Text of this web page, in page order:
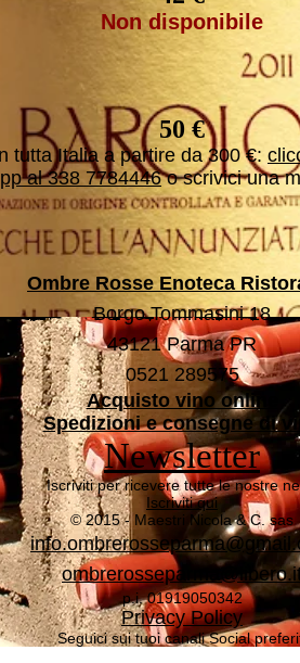
Non disponibile
50 €
tutta Italia a partire da 300 €:
al 338 7784446o scrivici una
nel 1995 con l'apertura di
questo scegliamo il nostro
Giovanni e Nicola Maestri
Ombre Rosse Enoteca
Borgo Tommasini 18
43121 Parma PR
0521 289575
Acquisto vino online
Spedizioni e consegne di
Newsletter
Iscriviti per ricevere tutte le nostre
Iscriviti qui
© 2015 - Maestri Nicola & C. sas
p.i. 01919050342
Privacy Policy
Seguici sui tuoi canali Social